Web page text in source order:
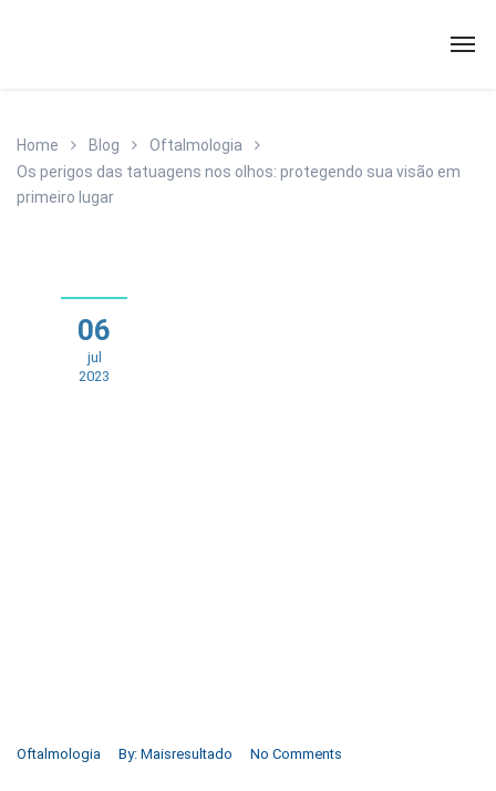
Home Blog
Oftalmologia
Os perigos das tatuagens nos olhos: protegendo sua visão em
primeiro lugar
06
jul
2023
Oftalmologia By: Maisresultado No Comments